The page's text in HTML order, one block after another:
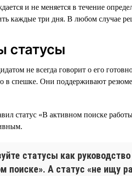
и не меняется в течение
каждые три дня. В любом случае
статусы
не всегда говорит о его
в спешке. Они поддерживают
статус «В активном поиске
статусы как
поиске». А статус «не ищу